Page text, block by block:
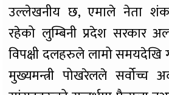
उल्लेखनीय छ, एमाले नेता
रहेको लुम्बिनी प्रदेश सरकार
विपक्षी दलहरुले लामो
मुख्यमन्त्री पोखरेलले सर्वोच्च